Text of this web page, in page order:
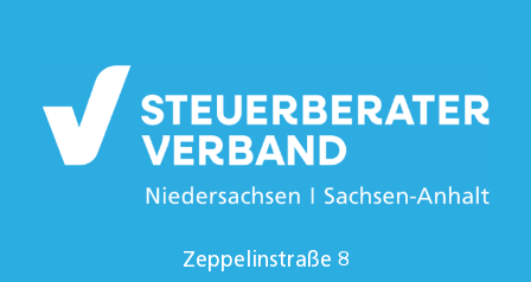
Zeppelinstraße 8